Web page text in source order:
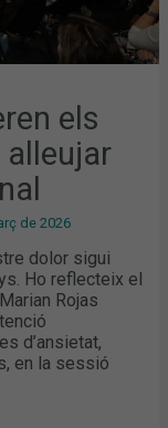
els
de 2026
dolor sigui
Ho reflecteix el
Rojas
d’ansietat,
en la sessió